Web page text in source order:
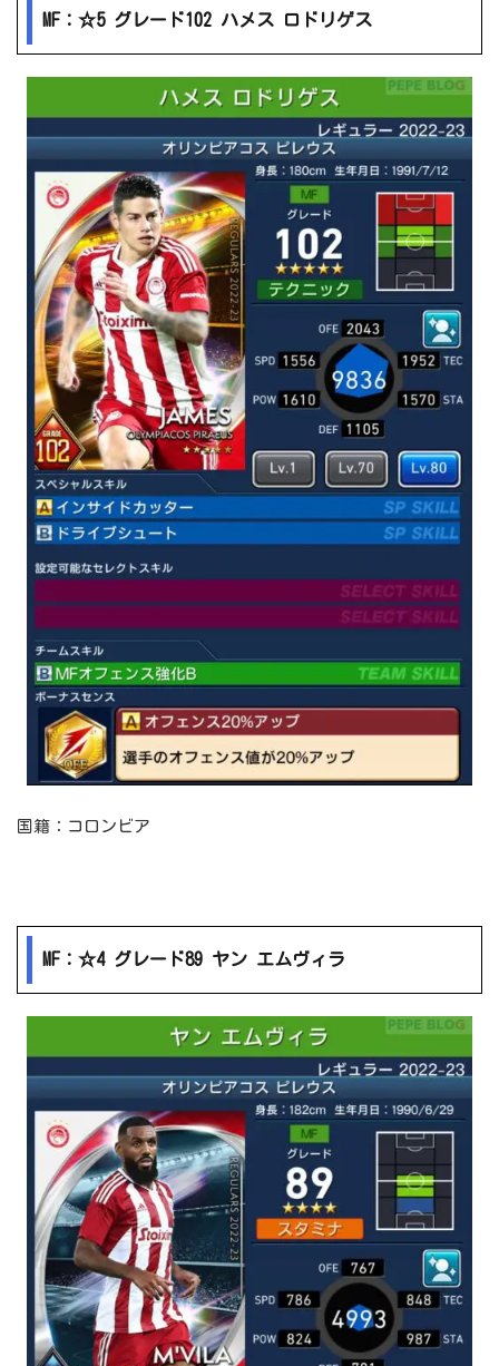
MF：☆5 グレード102 ハメス ロドリゲス
国籍：コロンビア
MF：☆4 グレード89 ヤン エムヴィラ